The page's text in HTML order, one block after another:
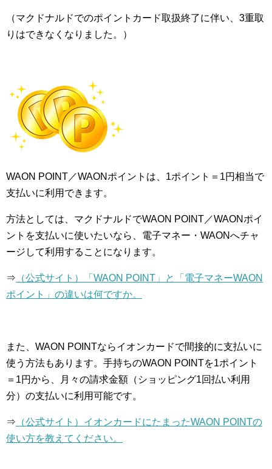
（マクドナルドでのポイントカード取扱終了に伴い、3重取
りはできなくなりました。）
WAON POINT／WAONポイントは、1ポイント＝1円相当で
支払いに利用できます。
方法としては、マクドナルドでWAON POINT／WAONポイ
ントを支払いに使いたいなら、電子マネー・WAONへチャ
ージして利用することになります。
⇒ （公式サイト）「WAON POINT」と「電子マネーWAON
ポイント」の違いは何ですか。
また、WAON POINTならイオンカードで間接的に支払いに
使う方法もあります。手持ちのWAON POINTを1ポイント
＝1円から、月々の請求金額（ショッピング1回払い利用
分）の支払いに利用可能です。
⇒ （公式サイト）イオンカードにたまったWAON POINTの
使い方を教えてください。